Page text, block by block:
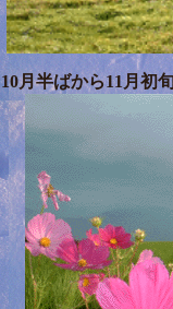
10月半ばから11月初